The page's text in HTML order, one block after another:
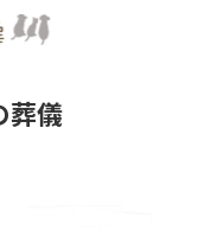
葬儀